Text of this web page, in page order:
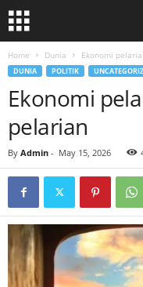
Home Dunia Ekonomi
DUNIA POLITIK
Ekonomi
pelarian
By Admin - May 15, 2026